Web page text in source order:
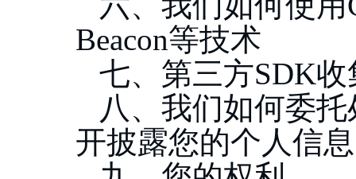
Beacon等技术
七、第三方SDK
八、我们如何委
开披露您的个人信息